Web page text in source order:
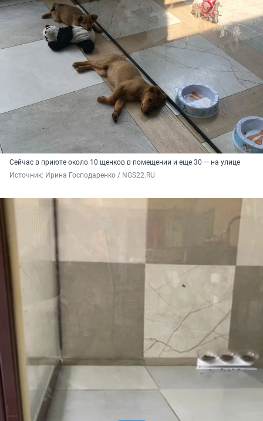
Сейчас в приюте около 10 щенков в помещении и еще 30 — на улице
Источник: Ирина Господаренко / NGS22.RU